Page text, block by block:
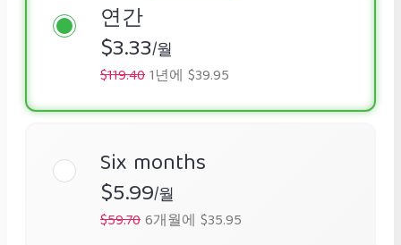
연간
$3.33/월
$119.401년에 $39.95
Six months
$5.99/월
$59.706개월에 $35.95